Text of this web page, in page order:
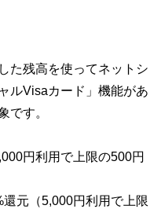
た残高を使ってネットシ
ルVisaカード」機能があ
です。
円利用で上限の500円
還元（5,000円利用で上限